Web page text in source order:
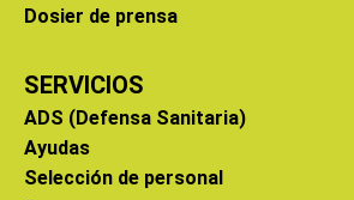
Dosier de prensa
SERVICIOS
ADS (Defensa Sanitaria)
Ayudas
Selección de personal